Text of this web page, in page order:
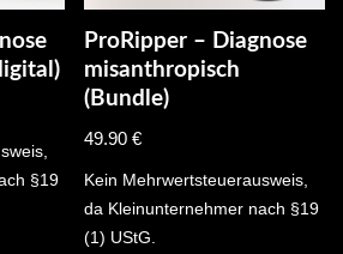
§19
ProRipper – Diagnose
misanthropisch
(Bundle)
49.90€
Kein Mehrwertsteuerausweis,
da Kleinunternehmer nach §19
(1) UStG.